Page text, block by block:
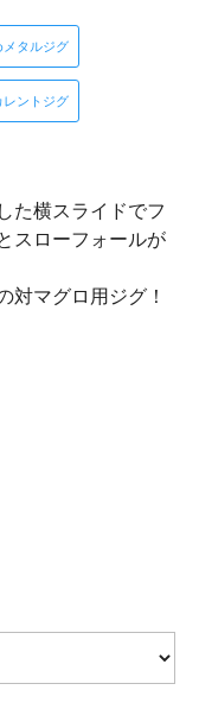
メタルジグ
レントジグ
た横スライドでフ
スローフォールが
対マグロ用ジグ！